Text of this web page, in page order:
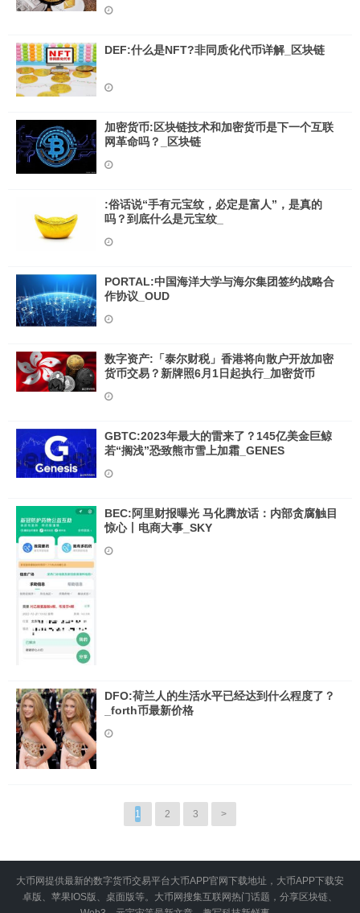
DEF:什么是NFT?非同质化代币详解_区块链
加密货币:区块链技术和加密货币是下一个互联
网革命吗？_区块链
:俗话说“手有元宝纹，必定是富人”，是真的
吗？到底什么是元宝纹_
PORTAL:中国海洋大学与海尔集团签约战略合
作协议_OUD
数字资产:「泰尔财税」香港将向散户开放加密
货币交易？新牌照6月1日起执行_加密货币
GBTC:2023年最大的雷来了？145亿美金巨鲸
若“搁浅”恐致熊市雪上加霜_GENES
BEC:阿里财报曝光 马化腾放话：内部贪腐触目
惊心丨电商大事_SKY
DFO:荷兰人的生活水平已经达到什么程度了？
_forth币最新价格
1 2 3 >
大币网提供最新的数字货币交易平台大币APP官网下载地址，大币APP下载安
卓版、苹果IOS版、桌面版等。大币网搜集互联网热门话题，分享区块链、